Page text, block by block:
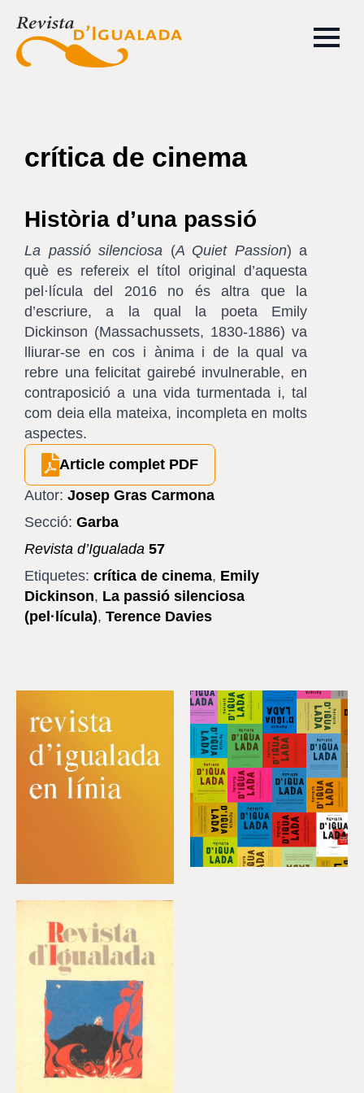
crítica de cinema
Història d’una passió
La passió silenciosa (A Quiet Passion) a
què es refereix el títol original d’aquesta
pel·lícula del 2016 no és altra que la
d’escriure, a la qual la poeta Emily
Dickinson (Massachussets, 1830-1886) va
lliurar-se en cos i ànima i de la qual va
rebre una felicitat gairebé invulnerable, en
contraposició a una vida turmentada i, tal
com deia ella mateixa, incompleta en molts
aspectes.
Article complet PDF
Autor: Josep Gras Carmona
Secció: Garba
Revista d’Igualada 57
Etiquetes: crítica de cinema, Emily
Dickinson, La passió silenciosa
(pel·lícula), Terence Davies